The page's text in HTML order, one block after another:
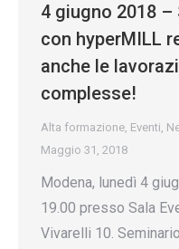
4 giugno 2018 –
con hyperMILL
anche le
complesse!
Alta formazione, Eventi,
Maggio 31, 2018
Modena, lunedì 4
19.00 presso Sala
Vivarelli 10.